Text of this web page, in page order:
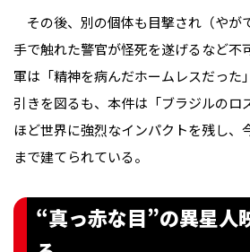
その後、別の個体も目撃され（やが
手で触れた警官が怪死を遂げるなど不
軍は「精神を病んだホームレスだった
引きを図るも、本件は「ブラジルのロ
ほど世界に強烈なインパクトを残し、
まで建てられている。
“真っ赤な目”の異星人